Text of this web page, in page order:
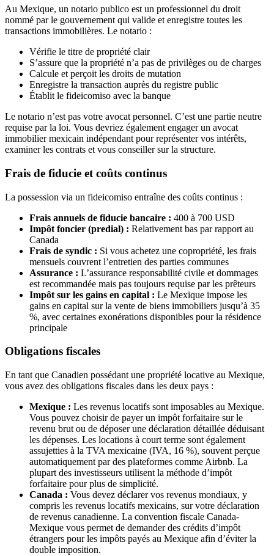
Au Mexique, un notario publico est un professionnel du droit
nommé par le gouvernement qui valide et enregistre toutes les
transactions immobilières. Le notario :
Vérifie le titre de propriété clair
S’assure que la propriété n’a pas de privilèges ou de charges
Calcule et perçoit les droits de mutation
Enregistre la transaction auprès du registre public
Établit le fideicomiso avec la banque
Le notario n’est pas votre avocat personnel. C’est une partie neutre
requise par la loi. Vous devriez également engager un avocat
immobilier mexicain indépendant pour représenter vos intérêts,
examiner les contrats et vous conseiller sur la structure.
Frais de fiducie et coûts continus
La possession via un fideicomiso entraîne des coûts continus :
Frais annuels de fiducie bancaire : 400 à 700 USD
Impôt foncier (predial) : Relativement bas par rapport au
Canada
Frais de syndic : Si vous achetez une copropriété, les frais
mensuels couvrent l’entretien des parties communes
Assurance : L’assurance responsabilité civile et dommages
est recommandée mais pas toujours requise par les prêteurs
Impôt sur les gains en capital : Le Mexique impose les
gains en capital sur la vente de biens immobiliers jusqu’à 35
%, avec certaines exonérations disponibles pour la résidence
principale
Obligations fiscales
En tant que Canadien possédant une propriété locative au Mexique,
vous avez des obligations fiscales dans les deux pays :
Mexique : Les revenus locatifs sont imposables au Mexique.
Vous pouvez choisir de payer un impôt forfaitaire sur le
revenu brut ou de déposer une déclaration détaillée déduisant
les dépenses. Les locations à court terme sont également
assujetties à la TVA mexicaine (IVA, 16 %), souvent perçue
automatiquement par des plateformes comme Airbnb. La
plupart des investisseurs utilisent la méthode d’impôt
forfaitaire pour plus de simplicité.
Canada : Vous devez déclarer vos revenus mondiaux, y
compris les revenus locatifs mexicains, sur votre déclaration
de revenus canadienne. La convention fiscale Canada-
Mexique vous permet de demander des crédits d’impôt
étrangers pour les impôts payés au Mexique afin d’éviter la
double imposition.